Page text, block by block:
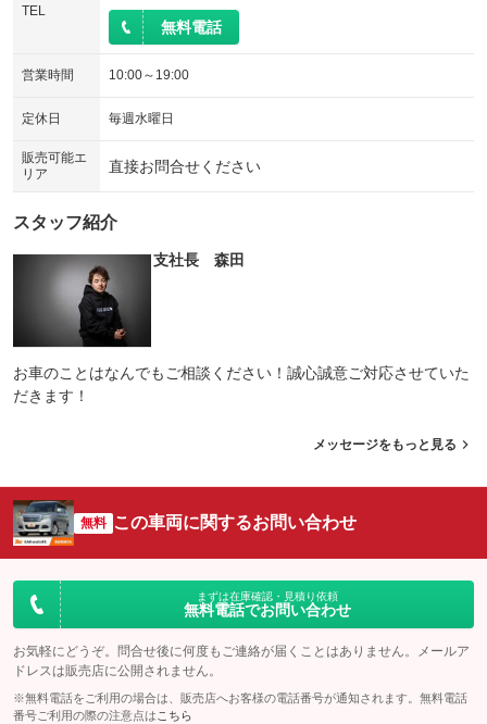
TEL
無料電話
営業時間 10:00～19:00
定休日 毎週水曜日
販売可能エ
リア
直接お問合せください
スタッフ紹介
支社長 森田
お車のことはなんでもご相談ください！誠心誠意ご対応させていた
だきます！
メッセージをもっと見る
無料 この車両に関するお問い合わせ
まずは在庫確認・見積り依頼
無料電話でお問い合わせ
お気軽にどうぞ。問合せ後に何度もご連絡が届くことはありません。メールア
ドレスは販売店に公開されません。
※無料電話をご利用の場合は、販売店へお客様の電話番号が通知されます。無料電話
番号ご利用の際の注意点は こちら